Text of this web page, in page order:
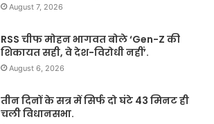
August 7, 2026
RSS चीफ मोहन भागवत बोले ‘Gen-Z की
शिकायत सही, वे देश-विरोधी नहीं’.
August 6, 2026
तीन दिनों के सत्र में सिर्फ दो घंटे 43 मिनट ही
चली विधानसभा.